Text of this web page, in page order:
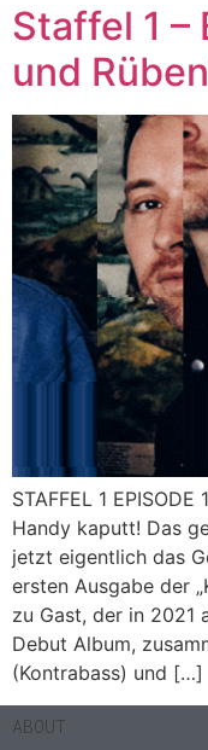
Staffel 1 –
und
STAFFEL 1 EPISODE
Handy kaputt! Das
jetzt eigentlich das
ersten Ausgabe der
zu Gast, der in 2021
Debut Album,
(Kontrabass) und […]
ABOUT